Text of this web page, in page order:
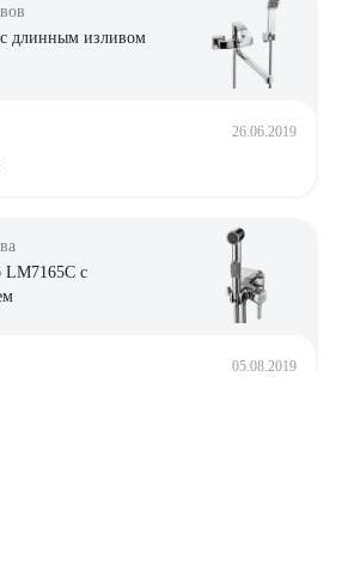
длинным изливом
26.06.2019
LM7165C с
05.08.2019